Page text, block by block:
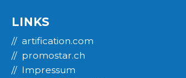
LINKS
artification.com
promostar.ch
Impressum